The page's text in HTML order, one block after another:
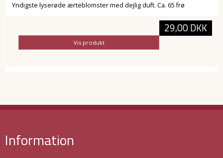
Yndigste lyserøde ærteblomster med dejlig duft. Ca. 65 frø
29,00 DKK
Vis produkt
Information